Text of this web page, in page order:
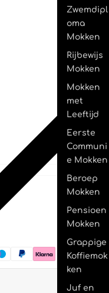
Zwemdipl
oma
Mokken
Rijbewijs
Mokken
Mokken
met
Leeftijd
Eerste
Communi
e Mokken
Beroep
Mokken
Pensioen
Mokken
Grappige
Koffiemok
ken
Juf en